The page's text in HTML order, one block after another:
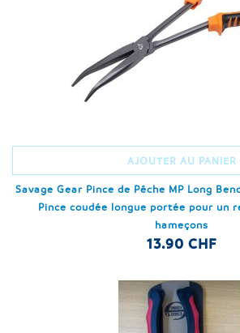
AJOUTER AU PANIER
Savage Gear Pince de Pêche MP Long
Pince coudée longue portée pour un
hameçons
13.90 CHF